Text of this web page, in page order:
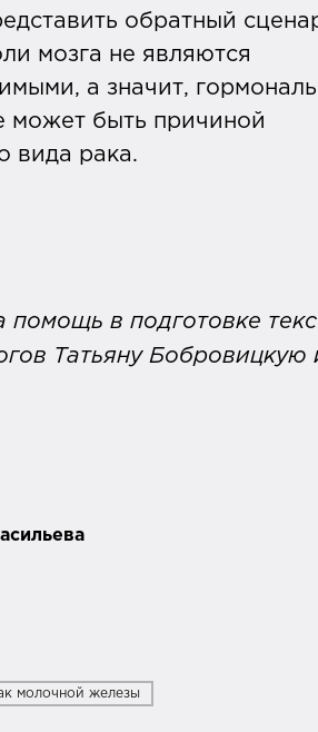
обратный
мозга не являются
а значит,
может быть причиной
вида рака.
помощь в подготовке
Татьяну Бобровицкую
молочной железы